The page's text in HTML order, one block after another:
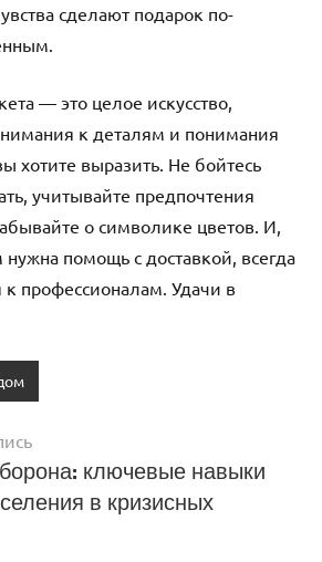
сделают подарок по-
— это целое искусство,
к деталям и понимания
хотите выразить. Не бойтесь
учитывайте предпочтения
о символике цветов. И,
помощь с доставкой, всегда
к профессионалам. Удачи в
ключевые навыки
в кризисных